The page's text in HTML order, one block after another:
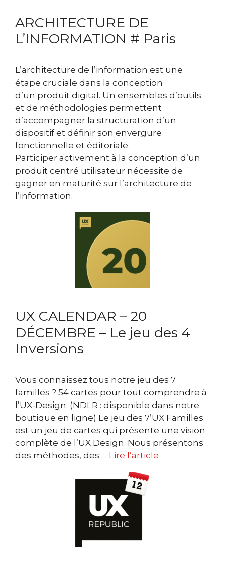
ARCHITECTURE DE
L’INFORMATION # Paris
L’architecture de l’information est une
étape cruciale dans la conception
d’un produit digital. Un ensembles d’outils
et de méthodologies permettent
d’accompagner la structuration d’un
dispositif et définir son envergure
fonctionnelle et éditoriale.
Participer activement à la conception d’un
produit centré utilisateur nécessite de
gagner en maturité sur l’architecture de
l’information.
UX CALENDAR – 20
DÉCEMBRE – Le jeu des 4
Inversions
Vous connaissez tous notre jeu des 7
familles ? 54 cartes pour tout comprendre à
l’UX-Design. (NDLR : disponible dans notre
boutique en ligne) Le jeu des 7’UX Familles
est un jeu de cartes qui présente une vision
complète de l’UX Design. Nous présentons
des méthodes, des … Lire l’article